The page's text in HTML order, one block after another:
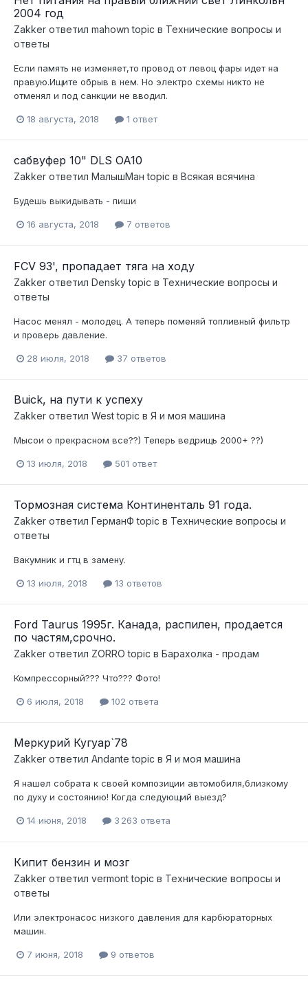
2004 год
Zakker ответил mahown topic в Технические вопросы и
ответы
Если память не изменяет,то провод от левоц фары идет на
правую.Ищите обрыв в нем. Но электро схемы никто не
отменял и под санкции не вводил.
18 августа, 2018 1 ответ
сабвуфер 10" DLS OA10
Zakker ответил МалышМан topic в Всякая всячина
Будешь выкидывать - пиши
16 августа, 2018 7 ответов
FCV 93', пропадает тяга на ходу
Zakker ответил Denskytopic в Технические вопросы и
ответы
Насос менял - молодец. А теперь поменяй топливный фильтр
и проверь давление.
28 июля, 2018 37 ответов
Buick, на пути к успеху
Zakker ответил Westtopic в Я и моя машина
Мысои о прекрасном все??) Теперь ведрищь 2000+ ??)
13 июля, 2018 501 ответ
Тормозная система Континенталь 91 года.
Zakker ответил ГерманФ topic в Технические вопросы и
ответы
Вакумник и гтц в замену.
13 июля, 2018 13 ответов
Ford Taurus 1995г. Канада, распилен, продается
по частям,срочно.
Zakker ответил ZORRO topic в Барахолка - продам
Компрессорный??? Что??? Фото!
6 июля, 2018 102 ответа
Меркурий Кугуар`78
Zakker ответил Andante topic в Я и моя машина
Я нашел собрата к своей композиции автомобиля,близкому
по духу и состоянию! Когда следующий выезд?
14 июня, 2018 3 263 ответа
Кипит бензин и мозг
Zakker ответил vermonttopic в Технические вопросы и
ответы
Или электронасос низкого давления для карбюраторных
машин.
7 июня, 2018 9 ответов